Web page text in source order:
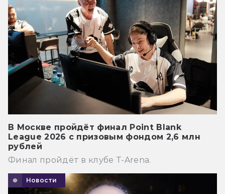
В Москве пройдёт финал Point Blank
League 2026 с призовым фондом 2,6 млн
рублей
Финал пройдёт в клубе T-Arena.
Новости